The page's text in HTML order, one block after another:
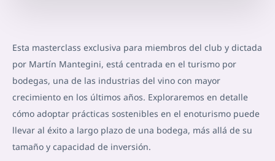
Esta masterclass exclusiva para miembros del club y dictada
por Martín Mantegini, está centrada en el turismo por
bodegas, una de las industrias del vino con mayor
crecimiento en los últimos años. Exploraremos en detalle
cómo adoptar prácticas sostenibles en el enoturismo puede
llevar al éxito a largo plazo de una bodega, más allá de su
tamaño y capacidad de inversión.